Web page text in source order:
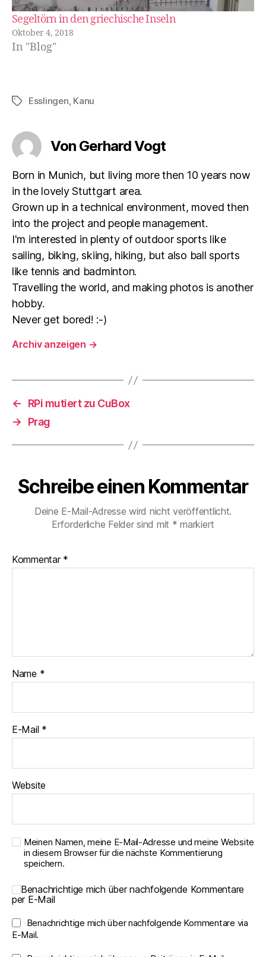
Segeltörn in den griechische Inseln
Oktober 4, 2018
In "Blog"
Schlagwörter
Esslingen, Kanu
Von Gerhard Vogt
Born in Munich, but living more then 10 years now
in the lovely Stuttgart area.
Grown up in a technical environment, moved then
into the project and people management.
I'm interested in plenty of outdoor sports like
sailing, biking, skiing, hiking, but also ball sports
like tennis and badminton.
Travelling the world, and making photos is another
hobby.
Never get bored! :-)
Archiv anzeigen →
←
RPi mutiert zu CuBox
→
Prag
Schreibe einen Kommentar
Deine E-Mail-Adresse wird nicht veröffentlicht.
Erforderliche Felder sind mit * markiert
Kommentar *
Name *
E-Mail *
Website
Meinen Namen, meine E-Mail-Adresse und meine Website
in diesem Browser für die nächste Kommentierung
speichern.
Benachrichtige mich über nachfolgende Kommentare
per E-Mail
Benachrichtige mich über nachfolgende Kommentare via
E-Mail.